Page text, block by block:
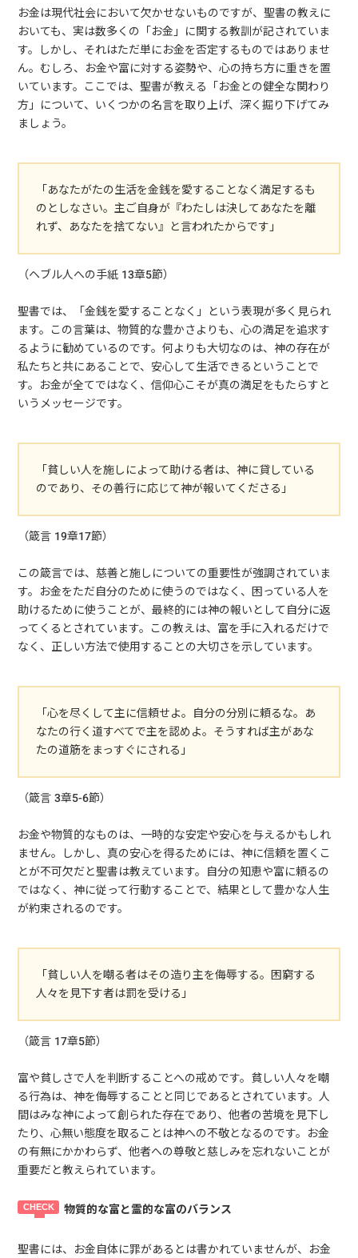
お金は現代社会において欠かせないものですが、聖書の教えに
おいても、実は数多くの「お金」に関する教訓が記されていま
す。しかし、それはただ単にお金を否定するものではありませ
ん。むしろ、お金や富に対する姿勢や、心の持ち方に重きを置
いています。ここでは、聖書が教える「お金との健全な関わり
方」について、いくつかの名言を取り上げ、深く掘り下げてみ
ましょう。
「あなたがたの生活を金銭を愛することなく満足するも
のとしなさい。主ご自身が『わたしは決してあなたを離
れず、あなたを捨てない』と言われたからです」
（ヘブル人への手紙 13章5節）
聖書では、「金銭を愛することなく」という表現が多く見られ
ます。この言葉は、物質的な豊かさよりも、心の満足を追求す
るように勧めているのです。何よりも大切なのは、神の存在が
私たちと共にあることで、安心して生活できるということで
す。お金が全てではなく、信仰心こそが真の満足をもたらすと
いうメッセージです。
「貧しい人を施しによって助ける者は、神に貸している
のであり、その善行に応じて神が報いてくださる」
（箴言 19章17節）
この箴言では、慈善と施しについての重要性が強調されていま
す。お金をただ自分のために使うのではなく、困っている人を
助けるために使うことが、最終的には神の報いとして自分に返
ってくるとされています。この教えは、富を手に入れるだけで
なく、正しい方法で使用することの大切さを示しています。
「心を尽くして主に信頼せよ。自分の分別に頼るな。あ
なたの行く道すべてで主を認めよ。そうすれば主があな
たの道筋をまっすぐにされる」
（箴言 3章5-6節）
お金や物質的なものは、一時的な安定や安心を与えるかもしれ
ません。しかし、真の安心を得るためには、神に信頼を置くこ
とが不可欠だと聖書は教えています。自分の知恵や富に頼るの
ではなく、神に従って行動することで、結果として豊かな人生
が約束されるのです。
「貧しい人を嘲る者はその造り主を侮辱する。困窮する
人々を見下す者は罰を受ける」
（箴言 17章5節）
富や貧しさで人を判断することへの戒めです。貧しい人々を嘲
る行為は、神を侮辱することと同じであるとされています。人
間はみな神によって創られた存在であり、他者の苦境を見下し
たり、心無い態度を取ることは神への不敬となるのです。お金
の有無にかかわらず、他者への尊敬と慈しみを忘れないことが
重要だと教えられています。
物質的な富と霊的な富のバランス
聖書には、お金自体に罪があるとは書かれていませんが、お金